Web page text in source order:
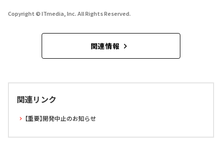
Copyright © ITmedia, Inc. All Rights Reserved.
関連情報
関連リンク
【重要】開発中止のお知らせ